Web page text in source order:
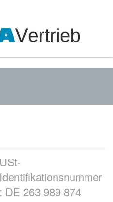
USt-
Identifikationsnummer
: DE 263 989 874